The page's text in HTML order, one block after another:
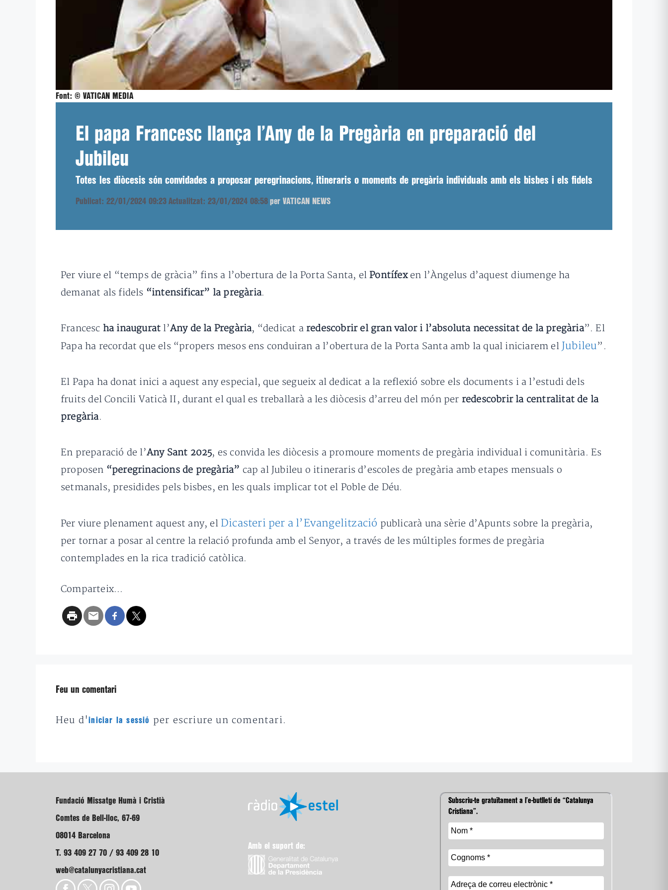
Font: © VATICAN MEDIA
El papa Francesc llança l’Any de la Pregària en preparació del
Jubileu
Totes les diòcesis són convidades a proposar peregrinacions, itineraris o moments de pregària individuals amb els bisbes i els fidels
Publicat: 22/01/2024 09:23 Actualitzat: 23/01/2024 08:58 per VATICAN NEWS
Per viure el “temps de gràcia” fins a l’obertura de la Porta Santa, elPontífex en l’Àngelus d’aquest diumenge ha
demanat als fidels “intensificar” la pregària.
Francesc ha inaugurat l’Any de la Pregària, “dedicat a redescobrir el gran valor i l’absoluta necessitat de la pregària”. El
Papa ha recordat que els “propers mesos ens conduiran a l’obertura de la Porta Santa amb la qual iniciarem el Jubileu”.
El Papa ha donat inici a aquest any especial, que segueix al dedicat a la reflexió sobre els documents i a l’estudi dels
fruits del Concili Vaticà II, durant el qual es treballarà a les diòcesis d’arreu del món per redescobrir la centralitat de la
pregària.
En preparació de l’Any Sant 2025, es convida les diòcesis a promoure moments de pregària individual i comunitària. Es
proposen “peregrinacions de pregària” cap al Jubileu o itineraris d’escoles de pregària amb etapes mensuals o
setmanals, presidides pels bisbes, en les quals implicar tot el Poble de Déu.
Per viure plenament aquest any, el Dicasteri per a l’Evangelització publicarà una sèrie d’Apunts sobre la pregària,
per tornar a posar al centre la relació profunda amb el Senyor, a través de les múltiples formes de pregària
contemplades en la rica tradició catòlica.
Comparteix...
Feu un comentari
Heu d'iniciar la sessió per escriure un comentari.
Fundació Missatge Humà i Cristià
Comtes de Bell-lloc, 67-69
08014 Barcelona
T. 93 409 27 70 / 93 409 28 10
web@catalunyacristiana.cat
Amb el suport de:
Subscriu-te gratuïtament a l’e-butlletí de “Catalunya
Cristiana”.